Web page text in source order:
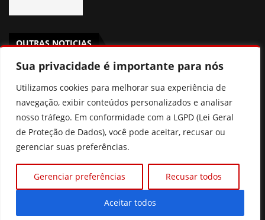
Sua privacidade é importante para nós
Utilizamos cookies para melhorar sua experiência de
navegação, exibir conteúdos personalizados e analisar
nosso tráfego. Em conformidade com a LGPD (Lei Geral
de Proteção de Dados), você pode aceitar, recusar ou
gerenciar suas preferências.
Gerenciar preferências Recusar todos
Aceitar todos
OUTRAS NOTICIAS
Poliana Rocha elogia Zé Felipe e Neymar como pais
Prefeitura de Goiânia discute mudanças nas regras de
consignados para servidores
Xuxa revela que pensou em deixar o Brasil por
intolerância
Prefeitura de Goiânia intensifica trabalho de